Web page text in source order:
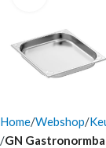
Home Webshop
GN